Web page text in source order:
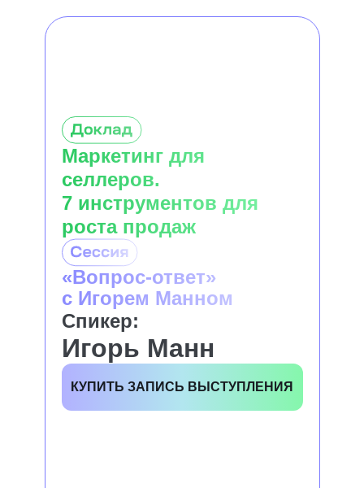
Маркетинг для
селлеров.
7 инструментов для
роста продаж
«Вопрос-ответ»
с Игорем Манном
Спикер:
Игорь Манн
КУПИТЬ ЗАПИСЬ ВЫСТУПЛЕНИЯ